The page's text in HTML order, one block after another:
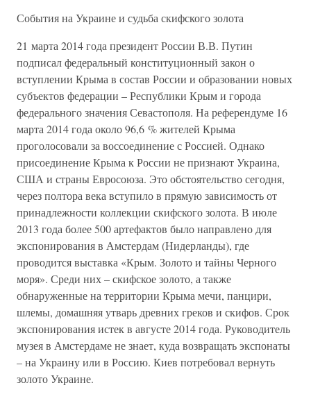
События на Украине и судьба скифского золота
21 марта 2014 года президент России В.В. Путин
подписал федеральный конституционный закон о
вступлении Крыма в состав России и образовании новых
субъектов федерации – Республики Крым и города
федерального значения Севастополя. На референдуме 16
марта 2014 года около 96,6 % жителей Крыма
проголосовали за воссоединение с Россией. Однако
присоединение Крыма к России не признают Украина,
США и страны Евросоюза. Это обстоятельство сегодня,
через полтора века вступило в прямую зависимость от
принадлежности коллекции скифского золота. В июле
2013 года более 500 артефактов было направлено для
экспонирования в Амстердам (Нидерланды), где
проводится выставка «Крым. Золото и тайны Черного
моря». Среди них – скифское золото, а также
обнаруженные на территории Крыма мечи, панцири,
шлемы, домашняя утварь древних греков и скифов. Срок
экспонирования истек в августе 2014 года. Руководитель
музея в Амстердаме не знает, куда возвращать экспонаты
– на Украину или в Россию. Киев потребовал вернуть
золото Украине.